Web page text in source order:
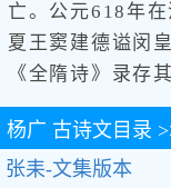
亡。公元618年
夏王窦建德谥闵
《全隋诗》录存
杨广 古诗文目录
张耒-文集版本